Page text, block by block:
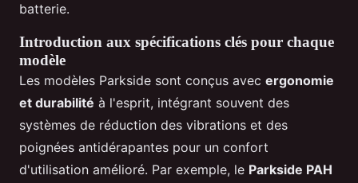
batterie.
Introduction aux spécifications clés pour chaque
modèle
Les modèles Parkside sont conçus avec ergonomie
et durabilité à l'esprit, intégrant souvent des
systèmes de réduction des vibrations et des
poignées antidérapantes pour un confort
d'utilisation amélioré. Par exemple, le Parkside PAH